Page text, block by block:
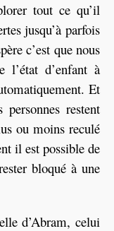
tout ce qu’il
jusqu’à parfois
c’est que nous
l’état d’enfant à
Et
restent
ou moins reculé
il est possible de
bloqué à une
d’Abram, celui